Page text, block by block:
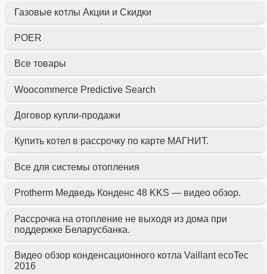
Газовые котлы Акции и Скидки
POER
Все товары
Woocommerce Predictive Search
Договор купли-продажи
Купить котел в рассрочку по карте МАГНИТ.
Все для системы отопления
Protherm Медведь Конденс 48 KKS — видео обзор.
Рассрочка на отопление не выходя из дома при
поддержке Беларусбанка.
Видео обзор конденсационного котла Vaillant ecoTec
2016